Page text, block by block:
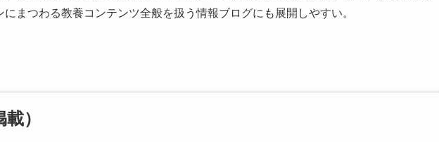
まつわる教養コンテンツ全般を扱う情報ブログにも展開しやすい。
）